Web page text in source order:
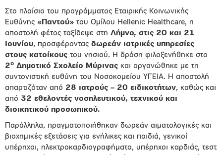
Στο πλαίσιο του προγράμματος Εταιρικής Κοινωνικής
Ευθύνης «Παντού» του Ομίλου Hellenic Healthcare, η
αποστολή φέτος ταξίδεψε στη Λήμνο, στις 20 και 21
Ιουνίου, προσφέροντας δωρεάν ιατρικές υπηρεσίες
στους κατοίκους του νησιού. Η δράση φιλοξενήθηκε στο
2ο Δημοτικό Σχολείο Μύρινας και οργανώθηκε με τη
συντονιστική ευθύνη του Νοσοκομείου ΥΓΕΙΑ. Η αποστολή
απαρτιζόταν από 28 ιατρούς – 20 ειδικοτήτων, καθώς και
από 32 εθελοντές νοσηλευτικού, τεχνικού και
διοικητικού προσωπικού.
Παράλληλα, πραγματοποιήθηκαν δωρεάν αιματολογικές και
βιοχημικές εξετάσεις για ενήλικες και παιδιά, γενικοί
υπέρηχοι, ηλεκτροκαρδιογραφήματα, υπέρηχοι καρδιάς, τεστ